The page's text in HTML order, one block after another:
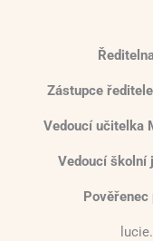
Zástupce
Vedoucí učitelka
Vedoucí školní
Pověřenec